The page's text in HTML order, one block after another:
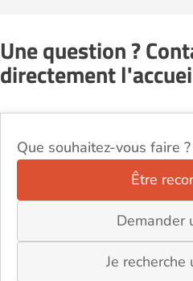
Une question ?
directement
Que souhaitez-vous faire ?
Être
Demander
Je recherche